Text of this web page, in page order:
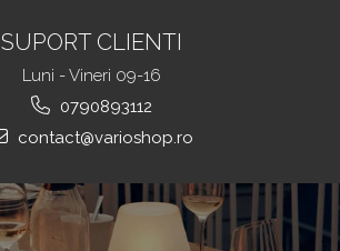
SUPORT CLIENTI
Luni - Vineri 09-16
0790893112
contact@varioshop.ro